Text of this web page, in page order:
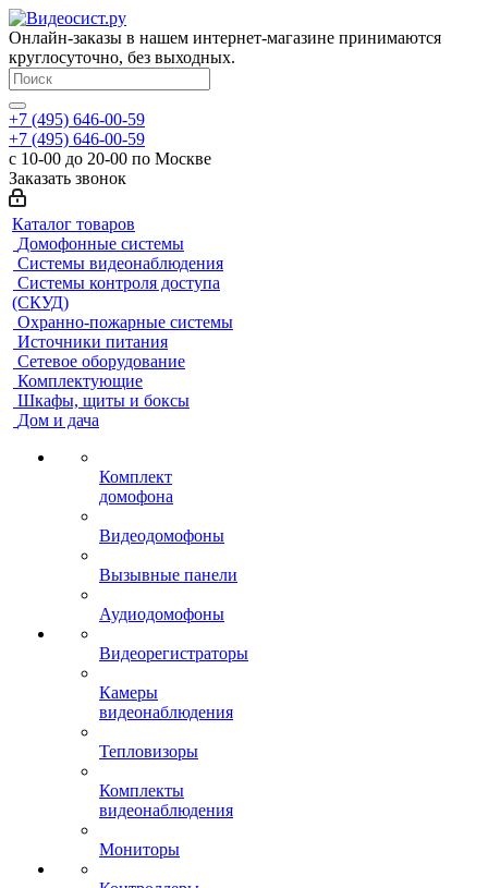
Онлайн-заказы в нашем интернет-магазине принимаются
круглосуточно, без выходных.
+7 (495) 646-00-59
+7 (495) 646-00-59
с 10-00 до 20-00 по Москве
Заказать звонок
Каталог товаров
Домофонные системы
Системы видеонаблюдения
Системы контроля доступа
(СКУД)
Охранно-пожарные системы
Источники питания
Сетевое оборудование
Комплектующие
Шкафы, щиты и боксы
Дом и дача
Комплект
домофона
Видеодомофоны
Вызывные панели
Аудиодомофоны
Видеорегистраторы
Камеры
видеонаблюдения
Тепловизоры
Комплекты
видеонаблюдения
Мониторы